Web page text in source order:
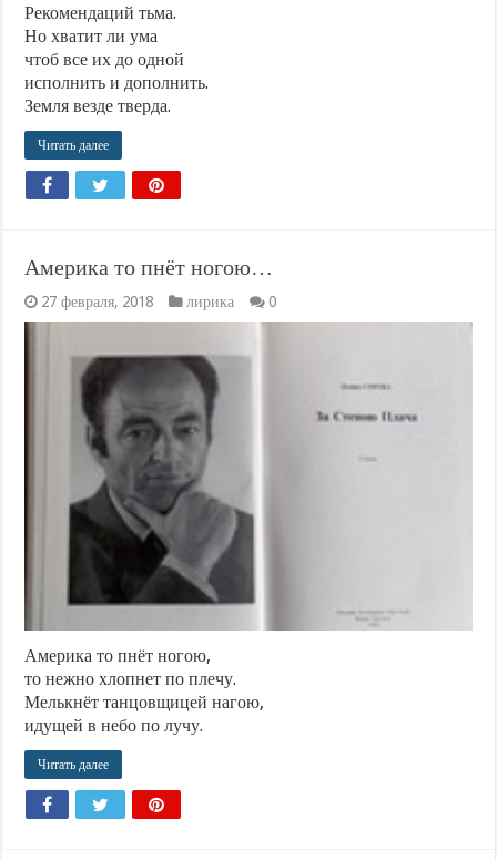
Рекомендаций тьма.
Но хватит ли ума
чтоб все их до одной
исполнить и дополнить.
Земля везде тверда.
Читать далее
Америка то пнёт ногою…
27 февраля, 2018 лирика 0
Америка то пнёт ногою,
то нежно хлопнет по плечу.
Мелькнёт танцовщицей нагою,
идущей в небо по лучу.
Читать далее